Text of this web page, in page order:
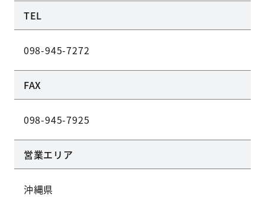
TEL
098-945-7272
FAX
098-945-7925
営業エリア
沖縄県